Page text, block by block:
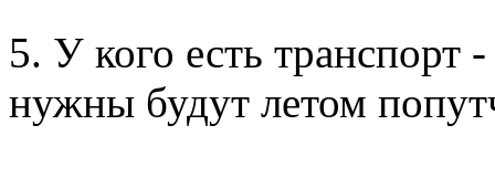
5. У кого есть транспорт
нужны будут летом